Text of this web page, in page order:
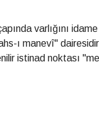
varlığını
ı manevî"
istinad noktası